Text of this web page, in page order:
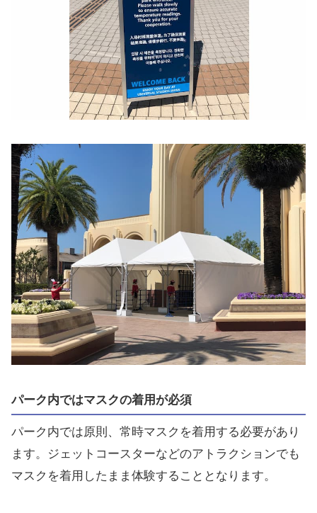
パーク内ではマスクの着用が必須
パーク内では原則、常時マスクを着用する必要があり
ます。ジェットコースターなどのアトラクションでも
マスクを着用したまま体験することとなります。